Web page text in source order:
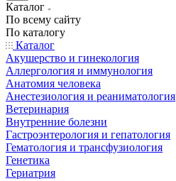
Каталог
По всему сайту
По каталогу
Каталог
Акушерство и гинекология
Аллергология и иммунология
Анатомия человека
Анестезиология и реаниматология
Ветеринария
Внутренние болезни
Гастроэнтерология и гепатология
Гематология и трансфузиология
Генетика
Гериатрия